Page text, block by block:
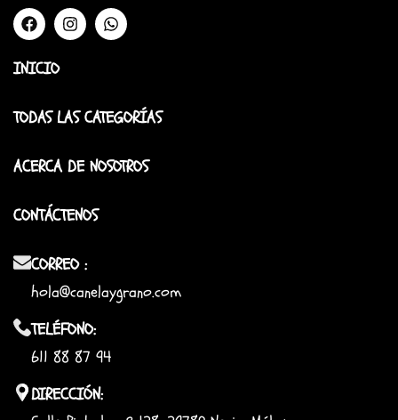
INICIO
TODAS LAS CATEGORÍAS
ACERCA DE NOSOTROS
CONTÁCTENOS
CORREO :
hola@canelaygrano.com
TELÉFONO:
611 88 87 94
DIRECCIÓN: